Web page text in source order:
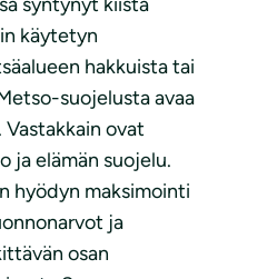
käytetyn
hakkuista tai
suojelusta avaa
ovat
ja elämän suojelu.
hyödyn maksimointi
ja
osan